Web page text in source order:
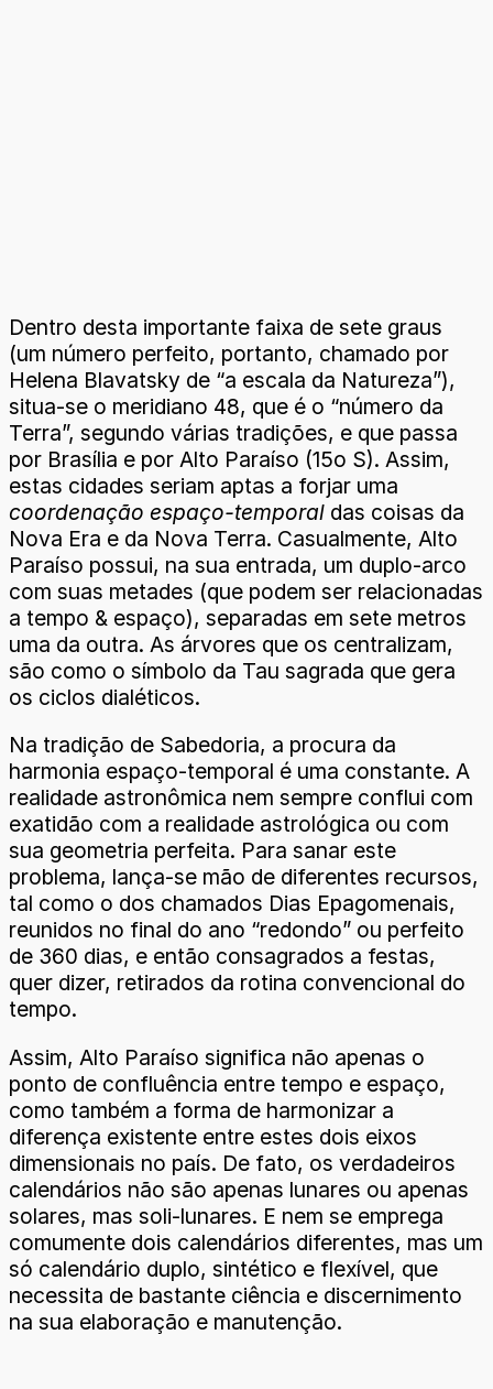
Dentro desta importante faixa de sete graus
(um número perfeito, portanto, chamado por
Helena Blavatsky de “a escala da Natureza”),
situa-se o meridiano 48, que é o “número da
Terra”, segundo várias tradições, e que passa
por Brasília e por Alto Paraíso (15o S). Assim,
estas cidades seriam aptas a forjar uma
coordenação espaço-temporal das coisas da
Nova Era e da Nova Terra. Casualmente, Alto
Paraíso possui, na sua entrada, um duplo-arco
com suas metades (que podem ser relacionadas
a tempo & espaço), separadas em sete metros
uma da outra. As árvores que os centralizam,
são como o símbolo da Tau sagrada que gera
os ciclos dialéticos.
Na tradição de Sabedoria, a procura da
harmonia espaço-temporal é uma constante. A
realidade astronômica nem sempre conflui com
exatidão com a realidade astrológica ou com
sua geometria perfeita. Para sanar este
problema, lança-se mão de diferentes recursos,
tal como o dos chamados Dias Epagomenais,
reunidos no final do ano “redondo” ou perfeito
de 360 dias, e então consagrados a festas,
quer dizer, retirados da rotina convencional do
tempo.
Assim, Alto Paraíso significa não apenas o
ponto de confluência entre tempo e espaço,
como também a forma de harmonizar a
diferença existente entre estes dois eixos
dimensionais no país. De fato, os verdadeiros
calendários não são apenas lunares ou apenas
solares, mas soli-lunares. E nem se emprega
comumente dois calendários diferentes, mas um
só calendário duplo, sintético e flexível, que
necessita de bastante ciência e discernimento
na sua elaboração e manutenção.